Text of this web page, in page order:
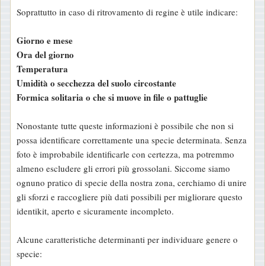
Soprattutto in caso di ritrovamento di regine è utile indicare:
Giorno e mese
Ora del giorno
Temperatura
Umidità o secchezza del suolo circostante
Formica solitaria o che si muove in file o pattuglie
Nonostante tutte queste informazioni è possibile che non si
possa identificare correttamente una specie determinata. Senza
foto è improbabile identificarle con certezza, ma potremmo
almeno escludere gli errori più grossolani. Siccome siamo
ognuno pratico di specie della nostra zona, cerchiamo di unire
gli sforzi e raccogliere più dati possibili per migliorare questo
identikit, aperto e sicuramente incompleto.
Alcune caratteristiche determinanti per individuare genere o
specie: